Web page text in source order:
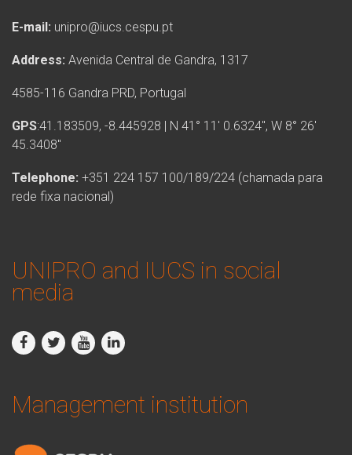
E-mail: unipro@iucs.cespu.pt
Address: Avenida Central de Gandra, 1317
4585-116 Gandra PRD, Portugal
GPS:41.183509, -8.445928 | N 41° 11′ 0.6324″, W 8° 26′
45.3408″
Telephone: +351 224 157 100/189/224 (chamada para
rede fixa nacional)
UNIPRO and IUCS in social
media
Management institution